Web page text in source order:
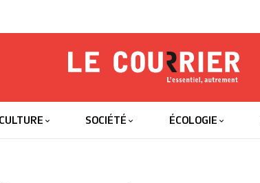
Le Courrier
CULTURE SOCIÉTÉ ÉCOLOGIE